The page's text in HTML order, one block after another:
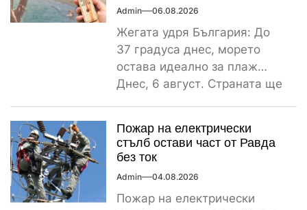
Admin 06.08.2026
Жегата удря България: До
37 градуса днес, морето
остава идеално за плаж
Днес, 6 август. Страната ще
Пожар на електрически
стълб остави част от Равда
без ток
Admin 04.08.2026
Пожар на електрически